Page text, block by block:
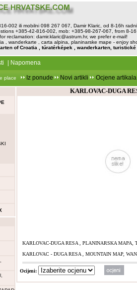
002 ili mobilni 098 267 067, Damir Klaric, od 8-16h
+385-42-816-002, mob: +385-98-267-067, from 8-
reclamation: damir.klaric@astrum.hr, we prefer e-mail!
, wanderkarte , carta alpina, planinarske mape - enjoy
of Croatia , túratérképek , wanderkarten, turistické
Napomena
place Iz ponude Novi artikli Ocjene artikala
KARLOVAC-DUGA
KARLOVAC-DUGA RESA , PLANINARSKA MAPA,
KARLOVAC - DUGA RESA , MOUNTAIN MAP,
Ocijeni: